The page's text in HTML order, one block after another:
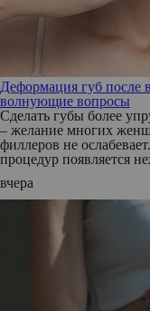
Деформация губ после
волнующие вопросы
Сделать губы более
– желание многих
филлеров не
процедур появляется
вчера